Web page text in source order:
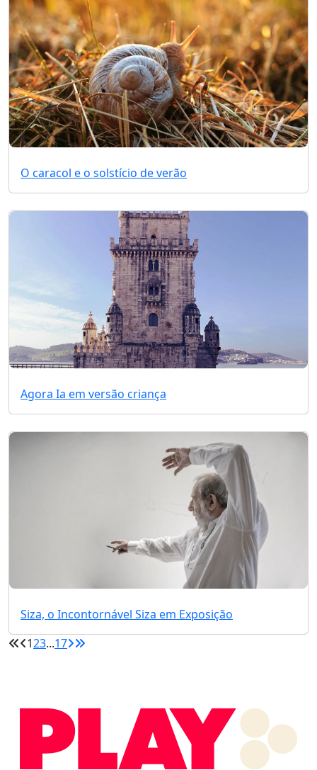
O caracol e o solstício de verão
Agora Ia em versão criança
Siza, o Incontornável Siza em Exposição
123...17